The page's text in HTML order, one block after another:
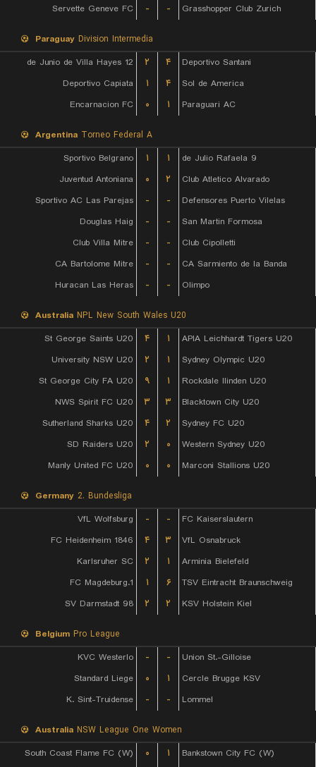
Servette Geneve FC - - Grasshopper Club Zurich
Paraguay Division Intermedia
12 de Junio de Villa Hayes
۲ ۴
Deportivo Santani
Deportivo Capiata
۱ ۴
Sol de America
Encarnacion FC
۰ ۱ Paraguari AC
Argentina Torneo Federal A
Sportivo Belgrano
۱ ۱
9 de Julio Rafaela
Juventud Antoniana
۰ ۲
Club Atletico Alvarado
Sportivo AC Las Parejas
- -
Defensores Puerto Vilelas
Douglas Haig
- -
San Martin Formosa
Club Villa Mitre
- -
Club Cipolletti
CA Bartolome Mitre
- -
CA Sarmiento de la Banda
Huracan Las Heras
- - Olimpo
Australia NPL New South Wales U20
St George Saints U20
۴ ۱
APIA Leichhardt Tigers U20
University NSW U20
۲ ۱
Sydney Olympic U20
St George City FA U20
۹ ۱
Rockdale Ilinden U20
NWS Spirit FC U20
۳ ۳
Blacktown City U20
Sutherland Sharks U20
۴ ۲
Sydney FC U20
SD Raiders U20
۲ ۰
Western Sydney U20
Manly United FC U20
۰ ۰ Marconi Stallions U20
Germany 2. Bundesliga
VfL Wolfsburg
- -
FC Kaiserslautern
FC Heidenheim 1846
۴ ۳
VfL Osnabruck
Karlsruher SC
۲ ۱
Arminia Bielefeld
1.FC Magdeburg
۱ ۶
TSV Eintracht Braunschweig
SV Darmstadt 98
۲ ۲ KSV Holstein Kiel
Belgium Pro League
KVC Westerlo
- -
Union St.-Gilloise
Standard Liege
۰ ۱
Cercle Brugge KSV
K. Sint-Truidense
- - Lommel
Australia NSW League One Women
South Coast Flame FC (W)
۰ ۱
Bankstown City FC (W)